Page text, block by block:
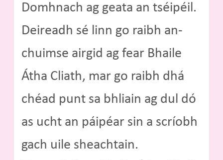
Domhnach ag geata an tséipéil.
Deireadh sé linn go raibh an-
chuimse airgid ag fear Bhaile
Átha Cliath, mar go raibh dhá
chéad punt sa bhliain ag dul dó
as ucht an páipéar sin a scríobh
gach uile sheachtain.